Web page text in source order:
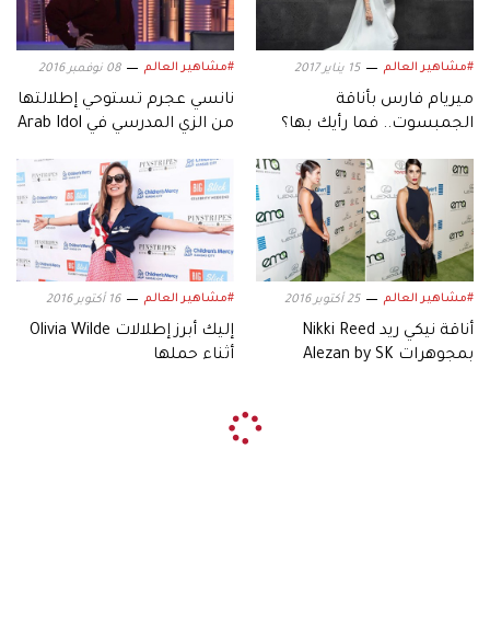
#مشاهير العالم 15 يناير 2017
ميريام فارس بأناقة
الجمبسوت.. فما رأيك بها؟
#مشاهير العالم 08 نوفمبر 2016
نانسي عجرم تستوحي إطلالتها
من الزي المدرسي في Arab Idol
#مشاهير العالم 25 أكتوبر 2016
أناقة نيكي ريد Nikki Reed
بمجوهرات Alezan by SK
#مشاهير العالم 16 أكتوبر 2016
إليك أبرز إطلالات Olivia Wilde
أثناء حملها